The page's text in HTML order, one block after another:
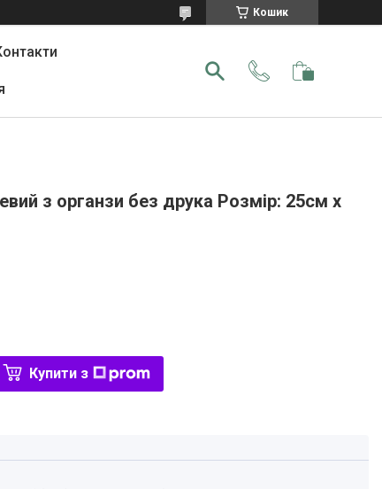
Кошик
з органзи без друка Розмір: 25см х
Купити з